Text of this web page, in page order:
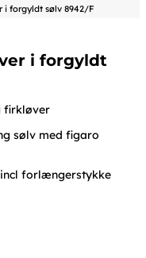
forgyldt sølv 8942/F
i forgyldt
firkløver
sølv med figaro
forlængerstykke